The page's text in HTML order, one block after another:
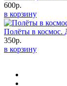
600р.
в корзину
Полёты в космос.
350р.
в корзину